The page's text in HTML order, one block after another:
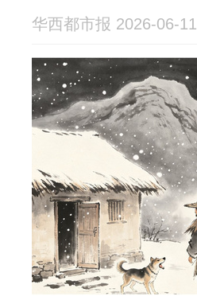
华西都市报 2026-06-11